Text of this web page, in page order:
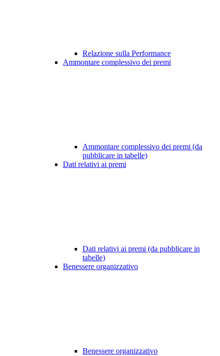
Relazione sulla Performance
Ammontare complessivo dei premi
Ammontare complessivo dei premi (da
pubblicare in tabelle)
Dati relativi ai premi
Dati relativi ai premi (da pubblicare in
tabelle)
Benessere organizzativo
Benessere organizzativo